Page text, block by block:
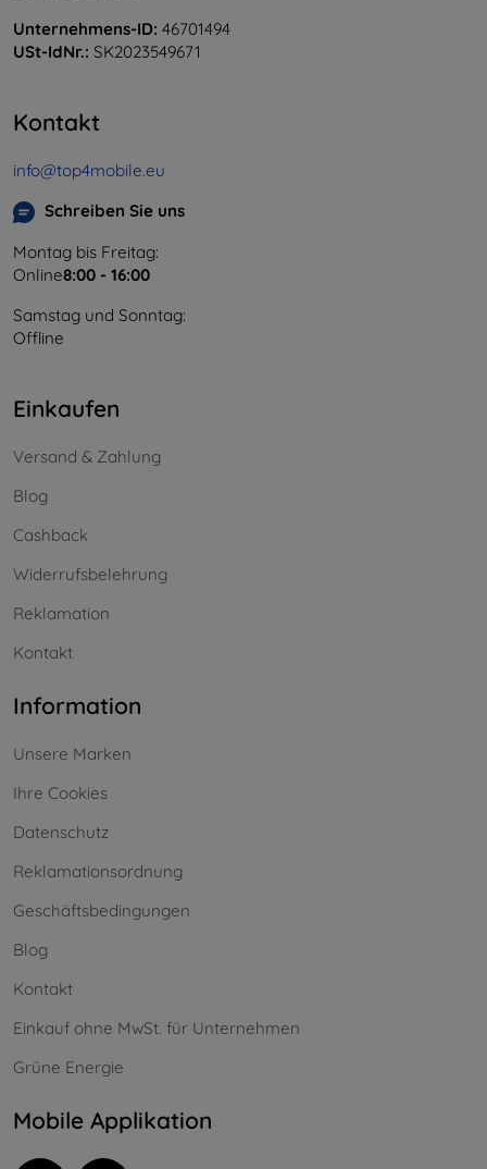
Unternehmens-ID: 46701494
USt-IdNr.: SK2023549671
Kontakt
info@top4mobile.eu
Schreiben Sie uns
Montag bis Freitag:
Online8:00 - 16:00
Samstag und Sonntag:
Offline
Einkaufen
Versand & Zahlung
Blog
Cashback
Widerrufsbelehrung
Reklamation
Kontakt
Information
Unsere Marken
Ihre Cookies
Datenschutz
Reklamationsordnung
Geschäftsbedingungen
Blog
Kontakt
Einkauf ohne MwSt. für Unternehmen
Grüne Energie
Mobile Applikation